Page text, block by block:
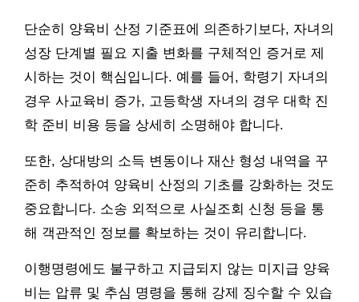
단순히 양육비 산정 기준표에 의존하기보다, 자녀의
성장 단계별 필요 지출 변화를 구체적인 증거로 제
시하는 것이 핵심입니다. 예를 들어, 학령기 자녀의
경우 사교육비 증가, 고등학생 자녀의 경우 대학 진
학 준비 비용 등을 상세히 소명해야 합니다.
또한, 상대방의 소득 변동이나 재산 형성 내역을 꾸
준히 추적하여 양육비 산정의 기초를 강화하는 것도
중요합니다. 소송 외적으로 사실조회 신청 등을 통
해 객관적인 정보를 확보하는 것이 유리합니다.
이행명령에도 불구하고 지급되지 않는 미지급 양육
비는 압류 및 추심 명령을 통해 강제 징수할 수 있습